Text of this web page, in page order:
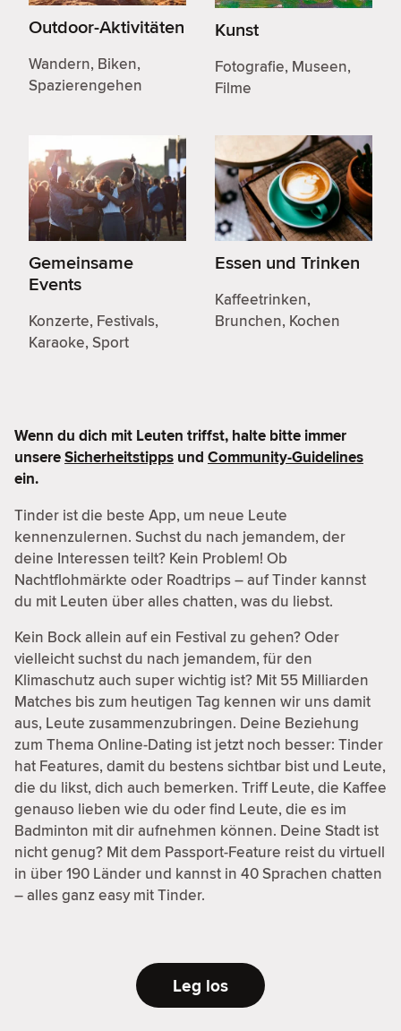
Outdoor-Aktivitäten
Wandern, Biken,
Spazierengehen
Kunst
Fotografie, Museen,
Filme
Gemeinsame
Events
Konzerte, Festivals,
Karaoke, Sport
Essen und Trinken
Kaffeetrinken,
Brunchen, Kochen
Wenn du dich mit Leuten triffst, halte bitte immer
unsereSicherheitstipps und Community-Guidelines
ein.
Tinder ist die beste App, um neue Leute
kennenzulernen. Suchst du nach jemandem, der
deine Interessen teilt? Kein Problem! Ob
Nachtflohmärkte oder Roadtrips – auf Tinder kannst
du mit Leuten über alles chatten, was du liebst.
Kein Bock allein auf ein Festival zu gehen? Oder
vielleicht suchst du nach jemandem, für den
Klimaschutz auch super wichtig ist? Mit 55 Milliarden
Matches bis zum heutigen Tag kennen wir uns damit
aus, Leute zusammenzubringen. Deine Beziehung
zum Thema Online-Dating ist jetzt noch besser: Tinder
hat Features, damit du bestens sichtbar bist und Leute,
die du likst, dich auch bemerken. Triff Leute, die Kaffee
genauso lieben wie du oder find Leute, die es im
Badminton mit dir aufnehmen können. Deine Stadt ist
nicht genug? Mit dem Passport-Feature reist du virtuell
in über 190 Länder und kannst in 40 Sprachen chatten
– alles ganz easy mit Tinder.
Leg los